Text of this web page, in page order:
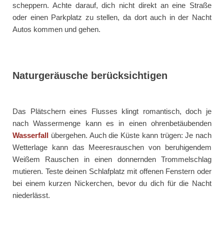
scheppern. Achte darauf, dich nicht direkt an eine Straße
oder einen Parkplatz zu stellen, da dort auch in der Nacht
Autos kommen und gehen.
Naturgeräusche berücksichtigen
Das Plätschern eines Flusses klingt romantisch, doch je
nach Wassermenge kann es in einen ohrenbetäubenden
Wasserfall übergehen. Auch die Küste kann trügen: Je nach
Wetterlage kann das Meeresrauschen von beruhigendem
Weißem Rauschen in einen donnernden Trommelschlag
mutieren. Teste deinen Schlafplatz mit offenen Fenstern oder
bei einem kurzen Nickerchen, bevor du dich für die Nacht
niederlässt.